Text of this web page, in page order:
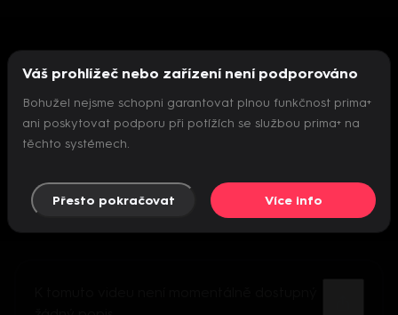
Nepodařilo se inicializovat přehrávač
Váš prohlížeč nebo zařízení není podporováno
Bohužel nejsme schopni garantovat plnou funkčnost prima+
ani poskytovat podporu při potížích se službou prima+ na
těchto systémech.
Přesto pokračovat Více info